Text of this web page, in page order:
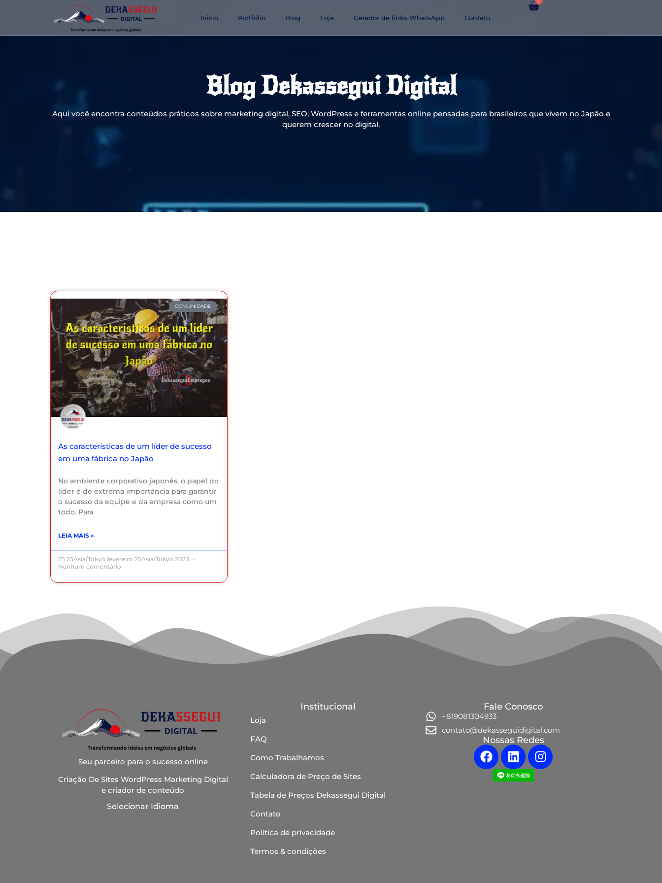
Inicio Portfólio Blog Loja Gerador de links WhatsApp Contato
Blog Dekassegui Digital
Aqui você encontra conteúdos práticos sobre marketing digital, SEO, WordPress e ferramentas online pensadas para brasileiros que vivem no Japão e
querem crescer no digital.
COMUNIDADE
As características de um líder de sucesso
em uma fábrica no Japão
No ambiente corporativo japonês, o papel do
líder é de extrema importância para garantir
o sucesso da equipe e da empresa como um
todo. Para
LEIA MAIS »
25 25Asia/Tokyo fevereiro 25Asia/Tokyo 2023
Nenhum comentário
Seu parceiro para o sucesso online
Criação De Sites WordPress Marketing Digital
e criador de conteúdo
Selecionar Idioma
Institucional
Loja
FAQ
Como Trabalhamos
Calculadora de Preço de Sites
Tabela de Preços Dekassegui Digital
Contato
Politica de privacidade
Termos & condições
Fale Conosco
+819081304933
contato@dekasseguidigital.com
Nossas Redes